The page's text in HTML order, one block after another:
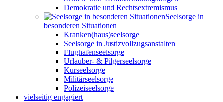
Demokratie und Rechtsextremismus
Seelsorge in
besonderen Situationen
Kranken(haus)seelsorge
Seelsorge in Justizvollzugsanstalten
Flughafenseelsorge
Urlauber- & Pilgerseelsorge
Kurseelsorge
Militärseelsorge
Polizeiseelsorge
vielseitig engagiert